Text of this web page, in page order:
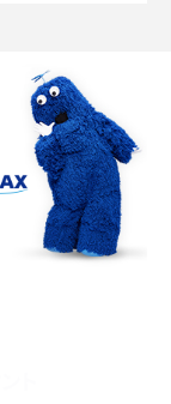
ックを比較して解説
をわかりやすく紹介
能の違いを徹底解説
徹底比較